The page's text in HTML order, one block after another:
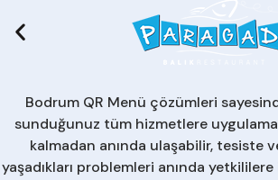
Bodrum QR Menü çözümleri
sunduğunuz tüm hizmetlere
kalmadan anında ulaşabilir, tesiste
yaşadıkları problemleri anında yetkililere